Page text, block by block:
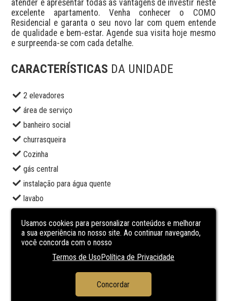
atender e apresentar todas as vantagens de investir neste
excelente apartamento. Venha conhecer o COMO
Residencial e garanta o seu novo lar com quem entende
de qualidade e bem-estar. Agende sua visita hoje mesmo
e surpreenda-se com cada detalhe.
CARACTERÍSTICAS DA UNIDADE
2 elevadores
área de serviço
banheiro social
churrasqueira
Cozinha
gás central
instalação para água quente
lavabo
sala de estar
sala de jantar
CARACTERÍSTICASDO
EMPREENDIMENTO
Usamos cookies para personalizar conteúdos e melhorar
a sua experiência no nosso site. Ao continuar navegando,
você concorda com o nosso
Termos de UsoPolítica de Privacidade
Concordar